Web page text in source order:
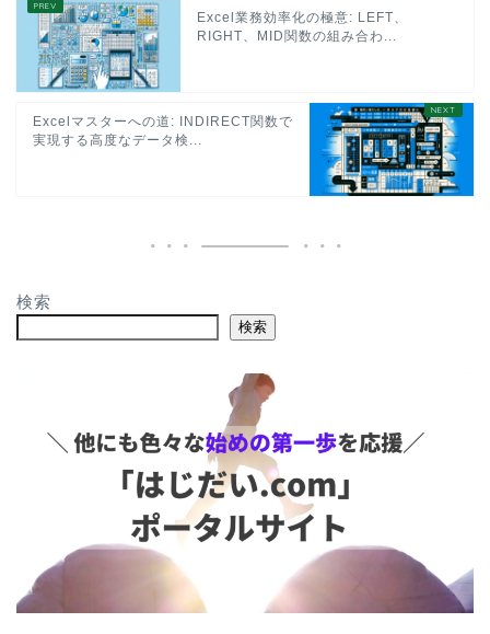
Excel業務効率化の極意: LEFT、
RIGHT、MID関数の組み合わ...
Excelマスターへの道: INDIRECT関数で
実現する高度なデータ検...
検索
検索